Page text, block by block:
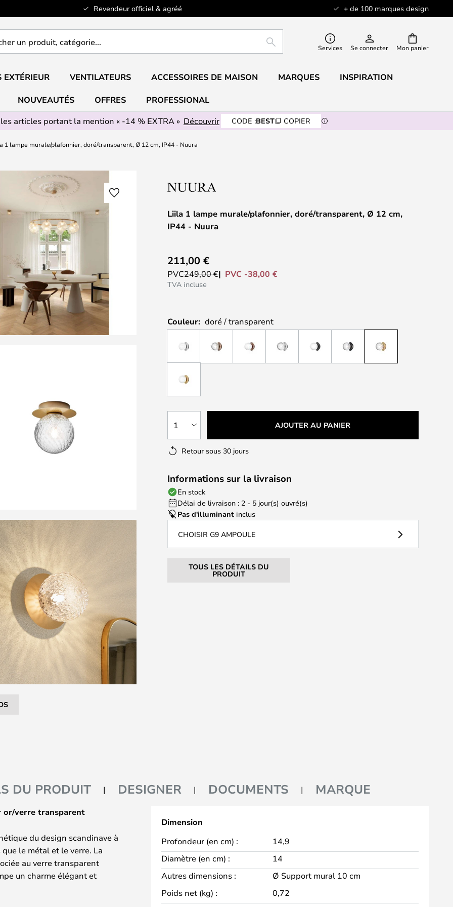
Revendeur officiel & agréé + de 100 marques design
Mon panier
RECHERCHERServices Se connecter
EXTÉRIEUR VENTILATEURS ACCESSOIRES DE MAISON MARQUES INSPIRATION
NOUVEAUTÉS OFFRES
PROFESSIONAL
articles portant la mention « -14 % EXTRA » Découvrir CODE :BEST COPIER
1 lampe murale/plafonnier, doré/transparent, Ø 12 cm, IP44 - Nuura
Liila 1 lampe murale/plafonnier, doré/transparent, Ø 12 cm,
IP44 - Nuura
211,00 €
PVC249,00 € PVC -38,00 €
TVA incluse
Couleur: doré / transparent
1 AJOUTER AU PANIER
Retour sous 30 jours
Informations sur la livraison
En stock
Délai de livraison : 2 - 5 jour(s) ouvré(s)
Pas d'illuminant inclus
CHOISIR G9 AMPOULE
TOUS LES DÉTAILS DU
PRODUIT
DU PRODUIT DESIGNER DOCUMENTS MARQUE
or/verre transparent
du design scandinave à
le métal et le verre. La
au verre transparent
un charme élégant et
dans les intérieurs les
Dimension
Profondeur (en cm) :
14,9
Diamètre (en cm) :
14
Autres dimensions :
Ø Support mural 10 cm
Poids net (kg) :
0,72